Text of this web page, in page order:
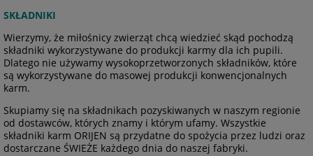
SKŁADNIKI
Wierzymy, że miłośnicy zwierząt chcą wiedzieć skąd pochodzą
składniki wykorzystywane do produkcji karmy dla ich pupili.
Dlatego nie używamy wysokoprzetworzonych składników, które
są wykorzystywane do masowej produkcji konwencjonalnych
karm.
Skupiamy się na składnikach pozyskiwanych w naszym regionie
od dostawców, których znamy i którym ufamy. Wszystkie
składniki karm ORIJEN są przydatne do spożycia przez ludzi oraz
dostarczane ŚWIEŻE każdego dnia do naszej fabryki.